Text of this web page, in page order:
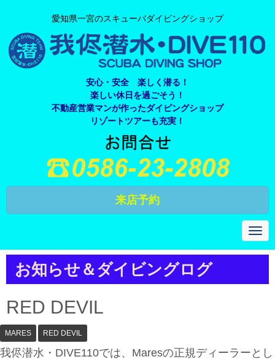
愛知県一宮のスキューバダイビングショップ
安心・安全 楽しく潜る！
楽しい休日を過ごそう！
不動産営業マンが作ったダイビングショップ
リゾートツアーも充実！
来店予約
N
a
v
お知らせ＆ダイビングログ
RED DEVIL
MARES RED DEVIL
我侭潜水・DIVE110では、Maresの正規ディーラーとし